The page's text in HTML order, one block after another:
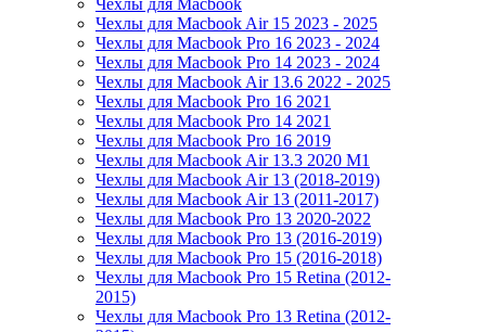
Чехлы для Macbook
Чехлы для Macbook Air 15 2023 - 2025
Чехлы для Macbook Pro 16 2023 - 2024
Чехлы для Macbook Pro 14 2023 - 2024
Чехлы для Macbook Air 13.6 2022 - 2025
Чехлы для Macbook Pro 16 2021
Чехлы для Macbook Pro 14 2021
Чехлы для Macbook Pro 16 2019
Чехлы для Macbook Air 13.3 2020 M1
Чехлы для Macbook Air 13 (2018-2019)
Чехлы для Macbook Air 13 (2011-2017)
Чехлы для Macbook Pro 13 2020-2022
Чехлы для Macbook Pro 13 (2016-2019)
Чехлы для Macbook Pro 15 (2016-2018)
Чехлы для Macbook Pro 15 Retina (2012-
2015)
Чехлы для Macbook Pro 13 Retina (2012-